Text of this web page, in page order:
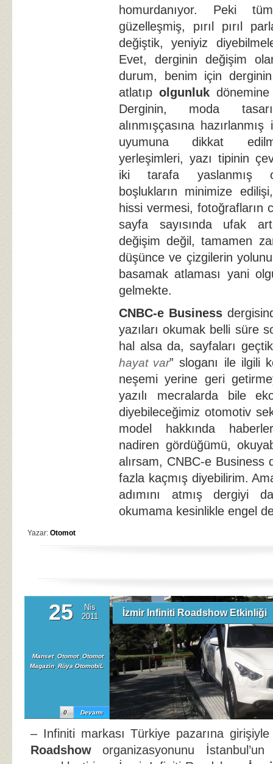
homurdanıyor. Peki
güzelleşmiş, pırıl pırıl
değiştik, yeniyiz
Evet, derginin değişim
durum, benim için
atlatıp olgunluk dönemine
Derginin, moda
alınmışçasına
uyumuna dikkat
yerleşimleri, yazı tipinin
iki tarafa yaslanmış
boşlukların minimize
hissi vermesi, fotoğrafların
sayfa sayısında ufak
değişim değil, tamamen
düşünce ve çizgilerin
basamak atlaması yani
gelmekte.
CNBC-e Business
yazıları okumak belli süre
hal alsa da, sayfaları
hayat var” sloganı ile ilgili
neşemi yerine geri
yazılı mecralarda bile
diyebileceğimiz otomotiv
model hakkında
nadiren gördüğümü,
alırsam, CNBC-e Business
fazla kaçmış diyebilirim.
adımını atmış dergiyi
okumama kesinlikle engel
Yazar: Otomot
25
Nis
2011
Manset, Otomot, Otomot
Magazin, Rüya OtomobiL
Devamı
0
İzmir Infiniti Roadshow Etkinliği
– Infiniti markası Türkiye pazarına
Roadshow organizasyonunu İstanbul’un